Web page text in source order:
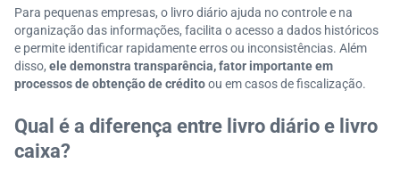
Para pequenas empresas, o livro diário ajuda no controle e na
organização das informações, facilita o acesso a dados históricos
e permite identificar rapidamente erros ou inconsistências. Além
disso, ele demonstra transparência, fator importante em
processos de obtenção de créditoou em casos de fiscalização.
Qual é a diferença entre livro diário e livro
caixa?